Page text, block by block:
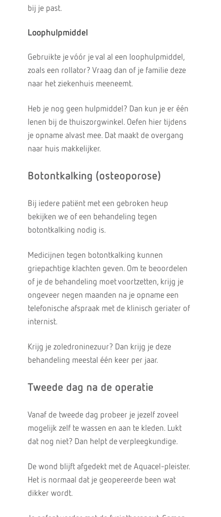
bij je past.
Loophulpmiddel
Gebruikte je vóór je val al een loophulpmiddel,
zoals een rollator? Vraag dan of je familie deze
naar het ziekenhuis meeneemt.
Heb je nog geen hulpmiddel? Dan kun je er één
lenen bij de thuiszorgwinkel. Oefen hier tijdens
je opname alvast mee. Dat maakt de overgang
naar huis makkelijker.
Botontkalking (osteoporose)
Bij iedere patiënt met een gebroken heup
bekijken we of een behandeling tegen
botontkalking nodig is.
Medicijnen tegen botontkalking kunnen
griepachtige klachten geven. Om te beoordelen
of je de behandeling moet voortzetten, krijg je
ongeveer negen maanden na je opname een
telefonische afspraak met de klinisch geriater of
internist.
Krijg je zoledroninezuur? Dan krijg je deze
behandeling meestal één keer per jaar.
Tweede dag na de operatie
Vanaf de tweede dag probeer je jezelf zoveel
mogelijk zelf te wassen en aan te kleden. Lukt
dat nog niet? Dan helpt de verpleegkundige.
De wond blijft afgedekt met de Aquacel-pleister.
Het is normaal dat je geopereerde been wat
dikker wordt.